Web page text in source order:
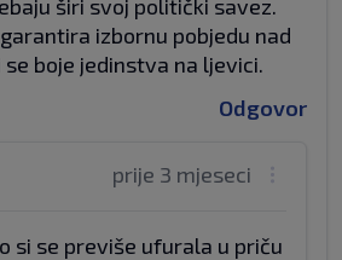
širi svoj politički savez.
izbornu pobjedu nad
se boje jedinstva na ljevici.
Odgovor
prije 3 mjeseci
si se previše ufurala u priču